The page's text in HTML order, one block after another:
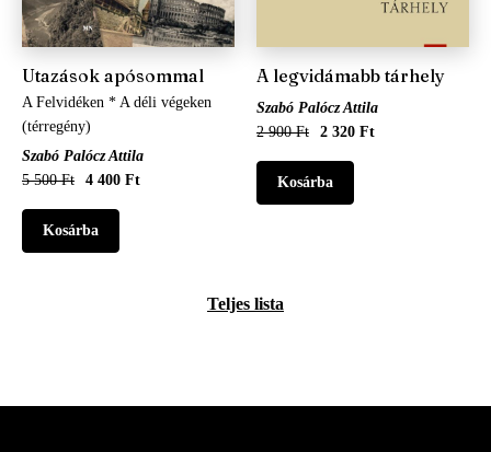
Utazások apósommal
A Felvidéken * A déli végeken
(térregény)
Szabó Palócz Attila
5 500 Ft
4 400 Ft
A legvidámabb tárhely
Szabó Palócz Attila
2 900 Ft
2 320 Ft
Teljes lista